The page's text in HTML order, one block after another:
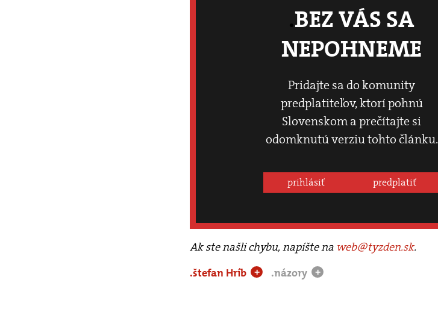
BEZ VÁS SA
NEPOHNEME
Pridajte sa do komunity
predplatiteľov, ktorí pohnú
Slovenskom a prečítajte si
odomknutú verziu tohto článku.
prihlásiť predplatiť
Ak ste našli chybu, napíšte na web@tyzden.sk.
.štefan Hríb
+ .názory +